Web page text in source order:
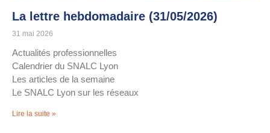
La lettre hebdomadaire (31/05/2026)
31 mai 2026
Actualités professionnelles
Calendrier du SNALC Lyon
Les articles de la semaine
Le SNALC Lyon sur les réseaux
Lire la suite »